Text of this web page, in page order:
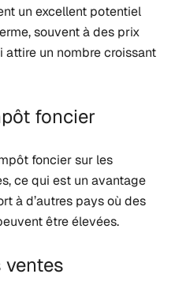
un excellent potentiel
souvent à des prix
attire un nombre croissant
foncier
foncier sur les
ce qui est un avantage
à d’autres pays où des
être élevées.
ventes